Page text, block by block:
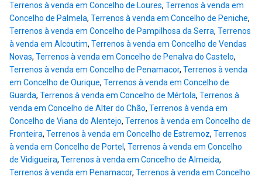
Terrenos à venda em Concelho de Loures, Terrenos à venda em
Concelho de Palmela, Terrenos à venda em Concelho de Peniche,
Terrenos à venda em Concelho de Pampilhosa da Serra, Terrenos
à venda em Alcoutim, Terrenos à venda em Concelho de Vendas
Novas, Terrenos à venda em Concelho de Penalva do Castelo,
Terrenos à venda em Concelho de Penamacor, Terrenos à venda
em Concelho de Ourique, Terrenos à venda em Concelho de
Guarda, Terrenos à venda em Concelho de Mértola, Terrenos à
venda em Concelho de Alter do Chão, Terrenos à venda em
Concelho de Viana do Alentejo, Terrenos à venda em Concelho de
Fronteira, Terrenos à venda em Concelho de Estremoz, Terrenos
à venda em Concelho de Portel , Terrenos à venda em Concelho
de Vidigueira, Terrenos à venda em Concelho de Almeida,
Terrenos à venda em Penamacor, Terrenos à venda em Concelho